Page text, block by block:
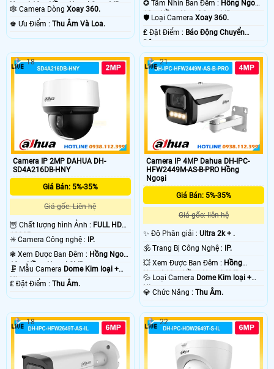
Ngoại 10m Hồng Ngoại Smart IR.
🕸️ Camera Dòng Xoay 360.
️♚ Ưu Điểm : Thu Âm Và Loa.
✪ Tầm Nhìn Ban Đêm : Hồng Ngoại
10m Hồng Ngoại Smart IR.
🛡 Loại CameraXoay 360.
️₤ Đặt Điểm : Báo Động Chuyển
Động.
Camera IP 2MP DAHUA DH-
SD4A216DB-HNY
Giá Bán: 5%-35%
Giá gốc: Liên hệ
🦉 Chất lượng hình Ảnh : FULL HD
1080P .
✳️ Camera Công nghệ :
IP.
❃ Xem Được Ban Đêm : Hồng Ngoại
10m Hồng Ngoại SMD.
🗜️ Mẫu Camera Dome Kim loại +
Nhựa.
️₤ Đặt Điểm : Thu Âm.
18
Camera IP 4MP Dahua DH-IPC-
HFW2449M-AS-B-PRO Hồng
Ngoại
Giá Bán: 5%-35%
Giá gốc: liên hệ
✨ Độ Phân giải :Ultra 2k + .
🕉️ Trang Bị Công Nghệ :
IP.
💥 Xem Được Ban Đêm : Hồng
Ngoại 10m Hồng Ngoại SMD.
💦 Loại Camera Dome Kim loại +
Nhựa.
️💎 Chức Năng :Thu Âm.
21
18 22